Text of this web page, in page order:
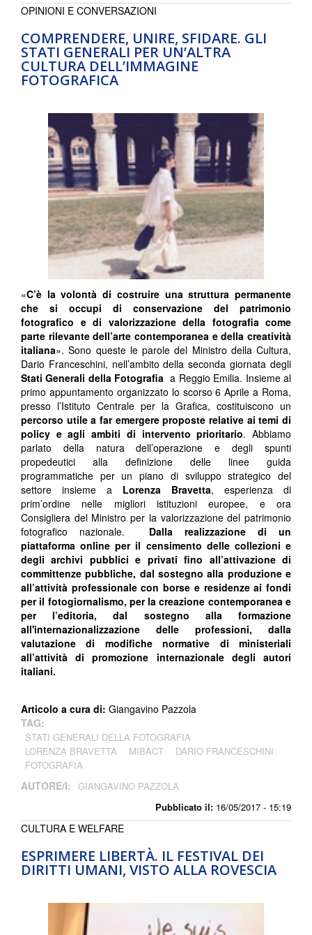
COMPRENDERE, UNIRE, SFIDARE. GLI
STATI GENERALI PER UN’ALTRA
CULTURA DELL’IMMAGINE
FOTOGRAFICA
Pubblicato il: 16/05/2017 - 15:19
OPINIONI E CONVERSAZIONI
«C’è la volontà di costruire una struttura permanente
che si occupi di conservazione del patrimonio
fotografico e di valorizzazione della fotografia come
parte rilevante dell’arte contemporanea e della creatività
italiana». Sono queste le parole del Ministro della Cultura,
Dario Franceschini, nell’ambito della seconda giornata degli
Stati Generali della Fotografia a Reggio Emilia. Insieme al
primo appuntamento organizzato lo scorso 6 Aprile a Roma,
presso l’Istituto Centrale per la Grafica, costituiscono un
percorso utile a far emergere proposte relative ai temi di
policy e agli ambiti di intervento prioritario. Abbiamo
parlato della natura dell’operazione e degli spunti
propedeutici alla definizione delle linee guida
programmatiche per un piano di sviluppo strategico del
settore insieme a Lorenza Bravetta, esperienza di
prim’ordine nelle migliori istituzioni europee, e ora
Consigliera del Ministro per la valorizzazione del patrimonio
fotografico nazionale.
Dalla realizzazione di un
piattaforma online per il censimento delle collezioni e
degli archivi pubblici e privati fino all’attivazione di
committenze pubbliche, dal sostegno alla produzione e
all’attività professionale con borse e residenze ai fondi
per il fotogiornalismo, per la creazione contemporanea e
per l’editoria, dal sostegno alla formazione
all'internazionalizzazione delle professioni, dalla
valutazione di modifiche normative di ministeriali
all’attività di promozione internazionale degli autori
italiani.
Articolo a cura di: Giangavino Pazzola
TAG:
STATI GENERALI DELLA FOTOGRAFIA
LORENZA BRAVETTA
MIBACT
DARIO FRANCESCHINI
FOTOGRAFIA
AUTORE/I: GIANGAVINO PAZZOLA
ESPRIMERE LIBERTÀ. IL FESTIVAL DEI
DIRITTI UMANI, VISTO ALLA ROVESCIA
CULTURA E WELFARE